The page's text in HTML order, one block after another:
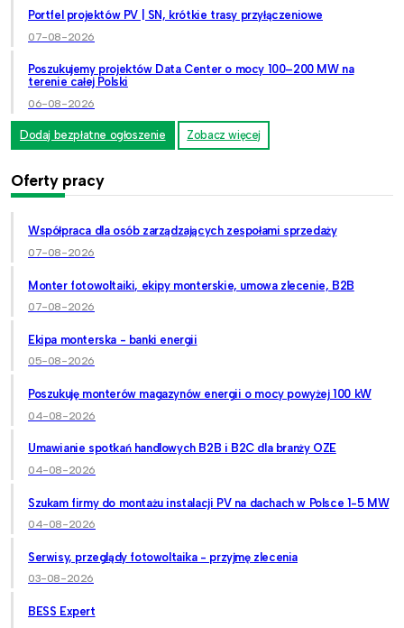
Portfel projektów PV | SN, krótkie trasy przyłączeniowe
07-08-2026
Poszukujemy projektów Data Center o mocy 100–200 MW na
terenie całej Polski
06-08-2026
Dodaj bezpłatne ogłoszenie Zobacz więcej
Oferty pracy
Współpraca dla osób zarządzających zespołami sprzedaży
07-08-2026
Monter fotowoltaiki, ekipy monterskie, umowa zlecenie, B2B
07-08-2026
Ekipa monterska - banki energii
05-08-2026
Poszukuję monterów magazynów energii o mocy powyżej 100 kW
04-08-2026
Umawianie spotkań handlowych B2B i B2C dla branży OZE
04-08-2026
Szukam firmy do montażu instalacji PV na dachach w Polsce 1-5 MW
04-08-2026
Serwisy, przeglądy fotowoltaika - przyjmę zlecenia
03-08-2026
BESS Expert